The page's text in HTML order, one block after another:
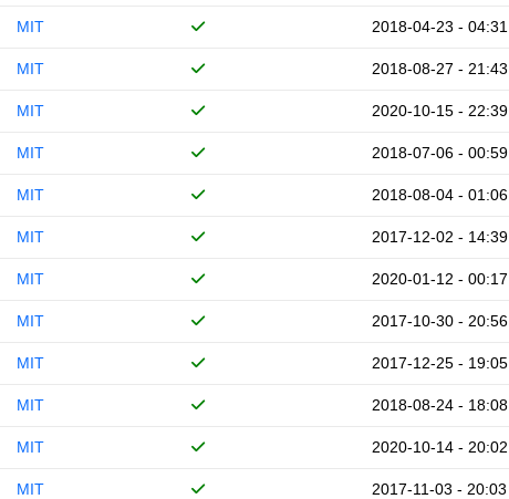
MIT 2018-04-23 - 04:31
MIT 2018-08-27 - 21:43
MIT 2020-10-15 - 22:39
MIT 2018-07-06 - 00:59
MIT 2018-08-04 - 01:06
MIT 2017-12-02 - 14:39
MIT 2020-01-12 - 00:17
MIT 2017-10-30 - 20:56
MIT 2017-12-25 - 19:05
MIT 2018-08-24 - 18:08
MIT 2020-10-14 - 20:02
MIT 2017-11-03 - 20:03